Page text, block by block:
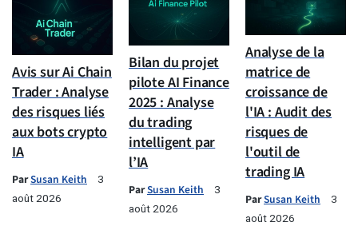
Avis sur Ai Chain
Trader : Analyse
des risques liés
aux bots crypto
IA
ParSusan Keith
3
août 2026
Bilan du projet
pilote AI Finance
2025 : Analyse
du trading
intelligent par
l’IA
ParSusan Keith
3
août 2026
Analyse de la
matrice de
croissance de
l'IA : Audit des
risques de
l'outil de
trading IA
ParSusan Keith
3
août 2026